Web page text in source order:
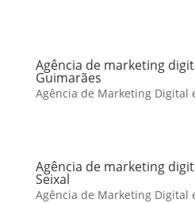
Agência de marketing
Guimarães
Agência de Marketing Digital
Agência de marketing
Seixal
Agência de Marketing Digital